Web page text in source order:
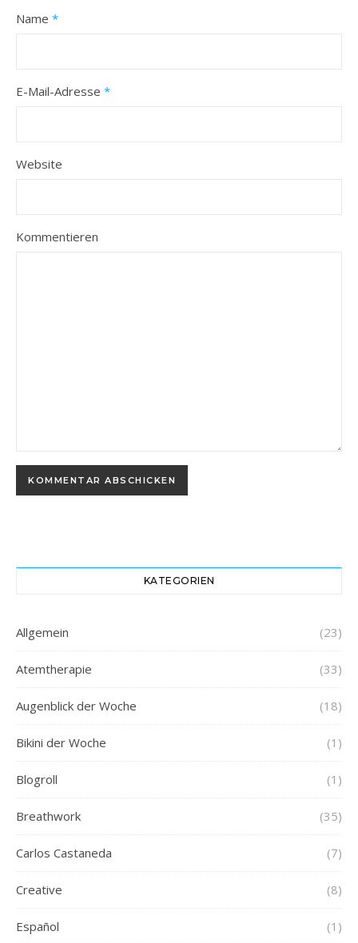
Name *
E-Mail-Adresse *
Website
Kommentieren
KATEGORIEN
Allgemein (23)
Atemtherapie (33)
Augenblick der Woche (18)
Bikini der Woche (1)
Blogroll (1)
Breathwork (35)
Carlos Castaneda (7)
Creative (8)
Español (1)